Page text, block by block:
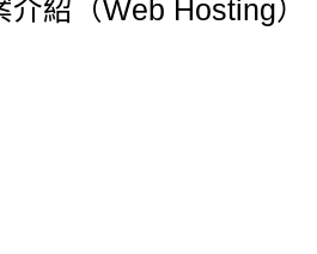
紹（Web Hosting）